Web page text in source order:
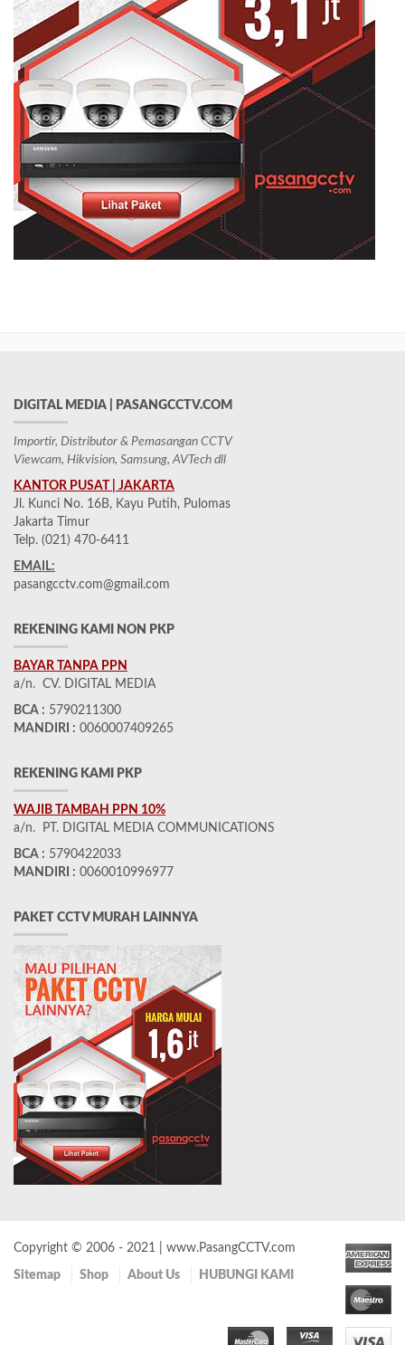
DIGITAL MEDIA | PASANGCCTV.COM
Importir, Distributor & Pemasangan CCTV
Viewcam, Hikvision, Samsung, AVTech dll
KANTOR PUSAT | JAKARTA
Jl. Kunci No. 16B, Kayu Putih, Pulomas
Jakarta Timur
Telp. (021) 470-6411
EMAIL:
pasangcctv.com@gmail.com
REKENING KAMI NON PKP
BAYAR TANPA PPN
a/n. CV. DIGITAL MEDIA
BCA : 5790211300
MANDIRI : 0060007409265
REKENING KAMI PKP
WAJIB TAMBAH PPN 10%
a/n. PT. DIGITAL MEDIA COMMUNICATIONS
BCA : 5790422033
MANDIRI : 0060010996977
PAKET CCTV MURAH LAINNYA
Copyright © 2006 - 2021 | www.PasangCCTV.com
Sitemap Shop About Us HUBUNGI KAMI